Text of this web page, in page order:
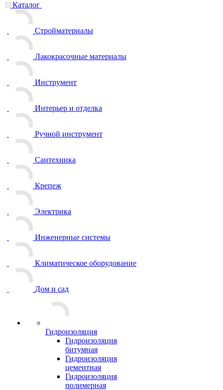
Каталог
Стройматериалы
Лакокрасочные материалы
Инструмент
Интерьер и отделка
Ручной инструмент
Сантехника
Крепеж
Электрика
Инженерные системы
Климатическое оборудование
Дом и сад
Гидроизоляция
Гидроизоляция
битумная
Гидроизоляция
цементная
Гидроизоляция
полимерная